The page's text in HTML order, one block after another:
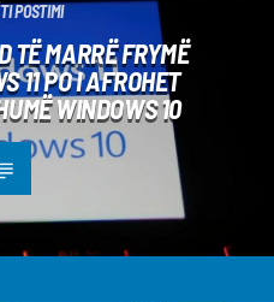
POSTIMI
TË MARRË FRYMË
11 PO I AFROHET
WINDOWS 10